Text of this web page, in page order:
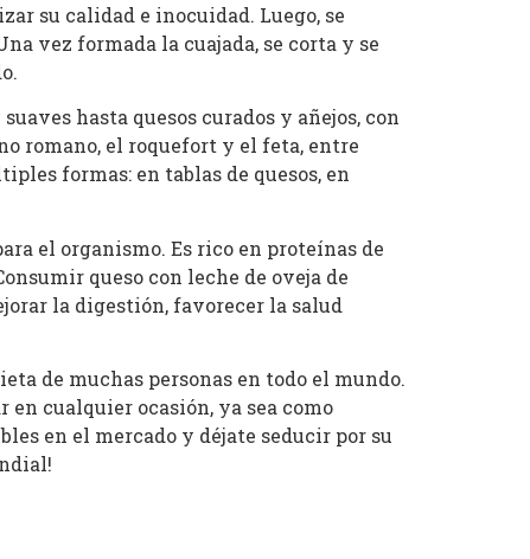
su calidad e inocuidad. Luego, se
vez formada la cuajada, se corta y se
hasta quesos curados y añejos, con
romano, el roquefort y el feta, entre
formas: en tablas de quesos, en
el organismo. Es rico en proteínas de
queso con leche de oveja de
la digestión, favorecer la salud
de muchas personas en todo el mundo.
cualquier ocasión, ya sea como
en el mercado y déjate seducir por su